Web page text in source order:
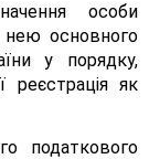
особи
нею основного
у порядку,
як
податкового